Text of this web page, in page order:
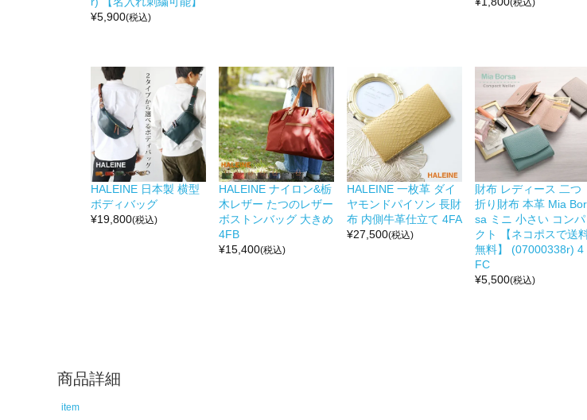
¥5,900(税込)
(税込)
HALEINE 日本製 横型
ボディバッグ
¥19,800(税込)
HALEINE ナイロン&栃
木レザー たつのレザー
ボストンバッグ 大きめ
4FB
¥15,400(税込)
HALEINE 一枚革 ダイ
ヤモンドパイソン 長財
布 内側牛革仕立て 4FA
¥27,500(税込)
財布 レディース 二つ
折り財布 本革 Mia Bor
sa ミニ 小さい コンパ
クト 【ネコポスで送
無料】 (07000338r) 4
FC
¥5,500(税込)
商品詳細
item